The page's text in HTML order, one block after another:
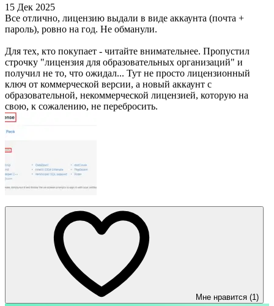
15 Дек 2025
Все отлично, лицензию выдали в виде аккаунта (почта +
пароль), ровно на год. Не обманули.
Для тех, кто покупает - читайте внимательнее. Пропустил
строчку "лицензия для образовательных организаций" и
получил не то, что ожидал... Тут не просто лицензионный
ключ от коммерческой версии, а новый аккаунт с
образовательной, некоммерческой лицензией, которую на
свою, к сожалению, не перебросить.
Мне нравится (1)